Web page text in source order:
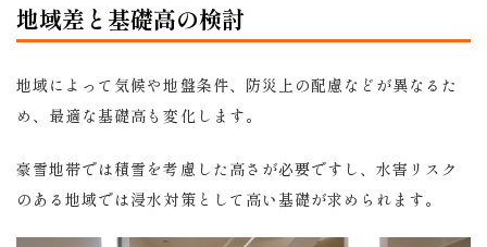
地域差と基礎高の検討
地域によって気候や地盤条件、防災上の配慮などが異なるた
め、最適な基礎高も変化します。
豪雪地帯では積雪を考慮した高さが必要ですし、水害リスク
のある地域では浸水対策として高い基礎が求められます。